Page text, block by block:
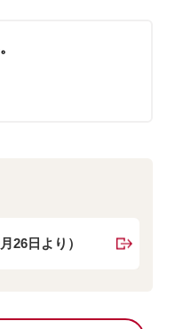
26日より）